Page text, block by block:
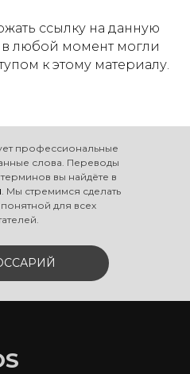
ссылку на данную
любой момент могли
к этому материалу.
профессиональные
слова. Переводы
вы найдёте в
. Мы стремимся сделать
для всех